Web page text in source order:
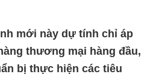
mới này dự tính chỉ áp
thương mại hàng đầu,
bị thực hiện các tiêu